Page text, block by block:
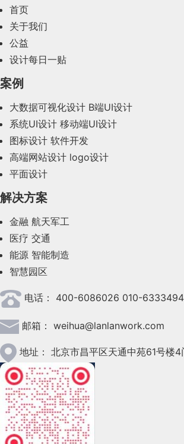
2024年2月(58)
2023年10月(14)
2023年8月(88)
2023年7月(62)
2023年6月(58)
2023年5月(28)
2023年4月(47)
2023年3月(37)
2023年2月(90)
2023年1月(78)
2022年12月(45)
2022年11月(69)
2022年10月(51)
首页
关于我们
公益
设计每日一贴
案例
大数据可视化设计 B端UI设计
系统UI设计 移动端UI设计
图标设计 软件开发
高端网站设计 logo设计
平面设计
解决方案
金融 航天军工
医疗 交通
能源 智能制造
智慧园区
电话： 400-6086026 010-6333494
邮箱： weihua@lanlanwork.com
地址： 北京市昌平区天通中苑61号楼4